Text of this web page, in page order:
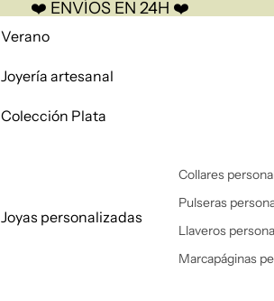
❤️ ENVÍOS EN 24H ❤️
Verano
Joyería artesanal
Colección Plata
Joyas personalizadas
Collares
Pulseras
Llaveros
Marcapáginas